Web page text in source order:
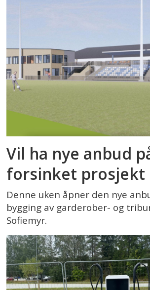
Vil ha nye anbud
forsinket prosjekt
Denne uken åpner den nye
bygging av garderober- og
Sofiemyr.